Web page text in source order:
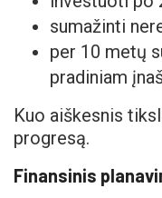
sumažinti
per 10 metų
pradiniam
Kuo aiškesnis
progresą.
Finansinis